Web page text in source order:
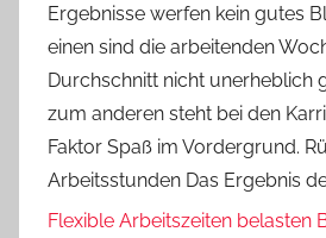
Ergebnisse werfen kein gutes
einen sind die arbeitenden
Durchschnitt nicht unerheblich
zum anderen steht bei den
Faktor Spaß im Vordergrund.
Arbeitsstunden Das Ergebnis
Flexible Arbeitszeiten belasten